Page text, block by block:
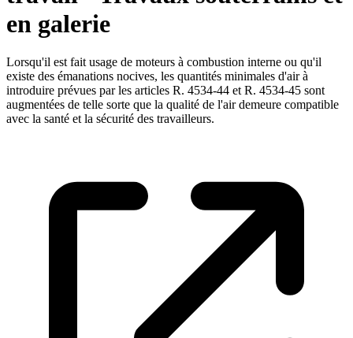
en galerie
Lorsqu'il est fait usage de moteurs à combustion interne ou qu'il
existe des émanations nocives, les quantités minimales d'air à
introduire prévues par les articles R. 4534-44 et R. 4534-45 sont
augmentées de telle sorte que la qualité de l'air demeure compatible
avec la santé et la sécurité des travailleurs.